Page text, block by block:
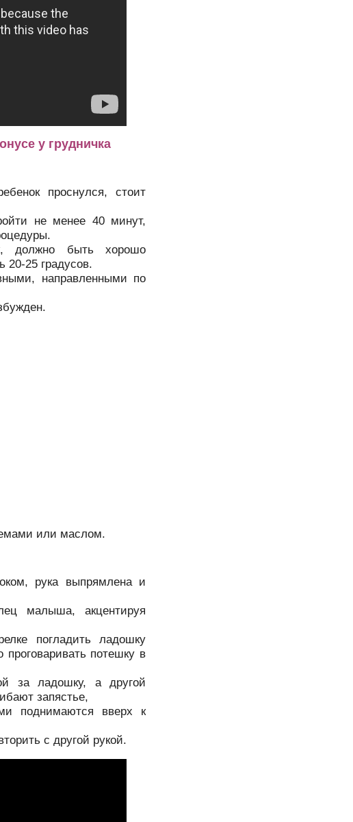
у грудничка
проснулся, стоит
не менее 40 минут,
должно быть хорошо
20-25 градусов.
направленными по
или маслом.
рука выпрямлена и
малыша, акцентируя
погладить ладошку
проговаривать потешку в
за ладошку, а другой
запястье,
поднимаются вверх к
с другой рукой.